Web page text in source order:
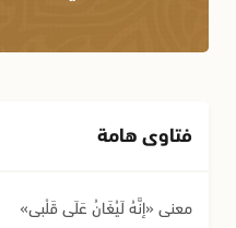
فتاوى هامة
معنى «إِنَّهُ لَيُغَانُ عَلَى قَلْبِي»